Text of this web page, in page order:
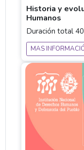
Historia y
Humanos
Duración total
MAS